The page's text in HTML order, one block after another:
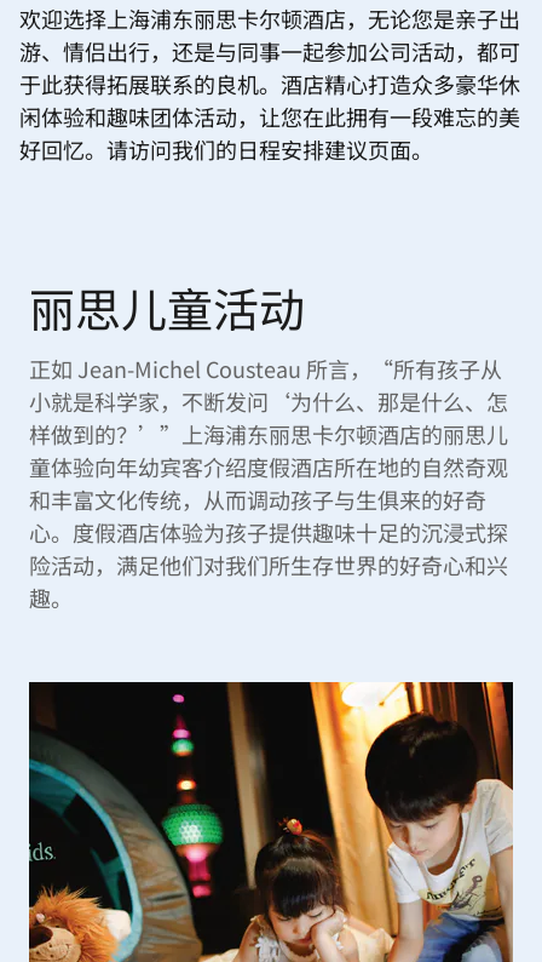
欢迎选择上海浦东丽思卡尔顿酒店，无论您是亲子出
游、情侣出行，还是与同事一起参加公司活动，都可
于此获得拓展联系的良机。酒店精心打造众多豪华休
闲体验和趣味团体活动，让您在此拥有一段难忘的美
好回忆。请访问我们的日程安排建议页面。
丽思儿童活动
正如 Jean-Michel Cousteau 所言，“所有孩子从
小就是科学家，不断发问‘为什么、那是什么、怎
样做到的？’”上海浦东丽思卡尔顿酒店的丽思儿
童体验向年幼宾客介绍度假酒店所在地的自然奇观
和丰富文化传统，从而调动孩子与生俱来的好奇
心。度假酒店体验为孩子提供趣味十足的沉浸式探
险活动，满足他们对我们所生存世界的好奇心和兴
趣。